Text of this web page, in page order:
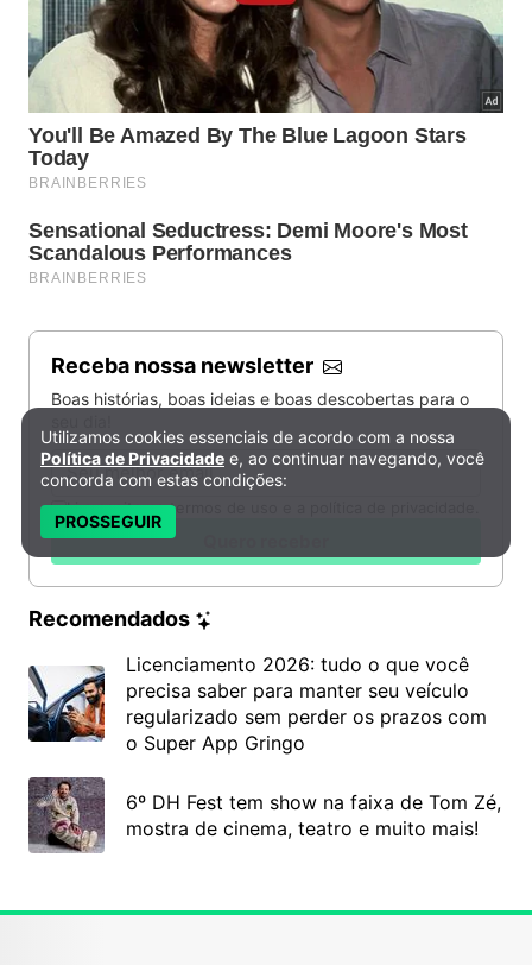
Receba nossa newsletter
Boas histórias, boas ideias e boas descobertas para o
Email
Li e aceito os termos de uso e a política de privacidade.
Recomendados
Licenciamento 2026: tudo o que você
precisa saber para manter seu veículo
regularizado sem perder os prazos com
o Super App Gringo
6º DH Fest tem show na faixa de Tom Zé,
mostra de cinema, teatro e muito mais!
Política de Privacidade e Cookies
Utilizamos cookies essenciais de acordo com a nossa
Política de Privacidade e, ao continuar navegando, você
concorda com estas condições:
PROSSEGUIR